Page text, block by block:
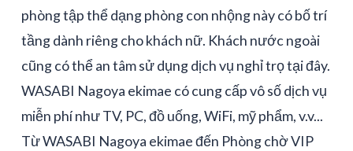
phòng tập thể dạng phòng con nhộng này có bố trí
tầng dành riêng cho khách nữ. Khách nước ngoài
cũng có thể an tâm sử dụng dịch vụ nghỉ trọ tại đây.
WASABI Nagoya ekimae có cung cấp vô số dịch vụ
miễn phí như TV, PC, đồ uống, WiFi, mỹ phẩm, v.v...
Từ WASABI Nagoya ekimae đến Phòng chờ VIP